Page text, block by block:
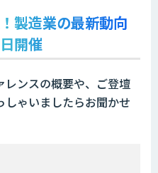
製造業の最新動向
開催
ンスの概要や、ご登壇
しゃいましたらお聞かせ